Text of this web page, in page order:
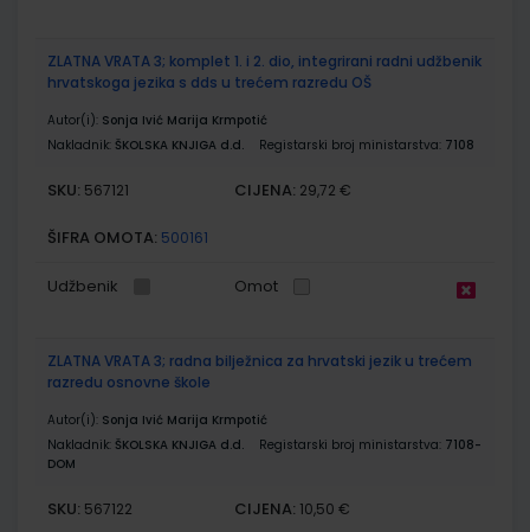
ZLATNA VRATA 3; komplet 1. i 2. dio, integrirani radni udžbenik
hrvatskoga jezika s dds u trećem razredu OŠ
Autor(i): Sonja Ivić Marija Krmpotić
Nakladnik: ŠKOLSKA KNJIGA d.d. Registarski broj ministarstva: 7108
SKU: 567121 CIJENA: 29,72 €
ŠIFRA OMOTA: 500161
Udžbenik Omot
ZLATNA VRATA 3; radna bilježnica za hrvatski jezik u trećem
razredu osnovne škole
Autor(i): Sonja Ivić Marija Krmpotić
Nakladnik: ŠKOLSKA KNJIGA d.d. Registarski broj ministarstva: 7108-
DOM
SKU: 567122 CIJENA: 10,50 €